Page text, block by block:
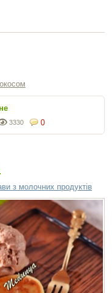
0
3330
з молочних продуктів